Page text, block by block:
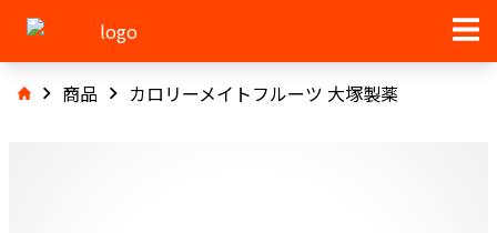
商品 カロリーメイトフルーツ 大塚製薬